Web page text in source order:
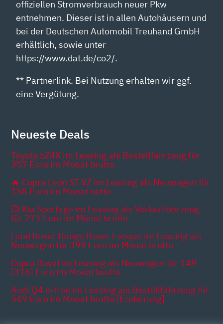
offiziellen Stromverbrauch neuer Pkw
entnehmen. Dieser ist in allen Autohäusern und
bei der Deutschen Automobil Treuhand GmbH
erhältlich, sowie unter
https://www.dat.de/co2/.
** Partnerlink. Bei Nutzung erhalten wir ggf.
eine Vergütung.
Neueste Deals
Toyota bZ4X im Leasing als Bestellfahrzeug für
357 Euro im Monat brutto
🔥 Cupra Leon ST VZ im Leasing als Neuwagen für
158 Euro im Monat netto
💥 Kia Sportage im Leasing als Vorlauffahrzeug
für 271 Euro im Monat brutto
Land Rover Range Rover Evoque im Leasing als
Neuwagen für 399 Euro im Monat brutto
Cupra Raval im Leasing als Neuwagen für 149
[316] Euro im Monat brutto
Audi Q4 e-tron im Leasing als Bestellfahrzeug für
549 Euro im Monat brutto [Eroberung]